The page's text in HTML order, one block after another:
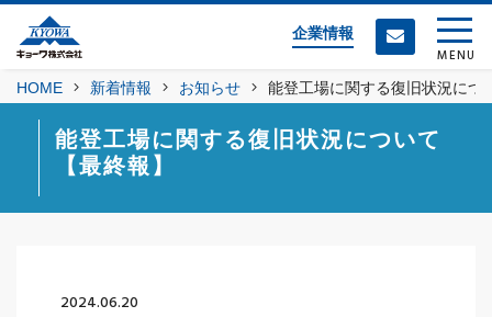
企業情報
MENU
HOME 新着情報 お知らせ 能登工場に関する復旧状況につ
能登工場に関する復旧状況について
【最終報】
2024.06.20